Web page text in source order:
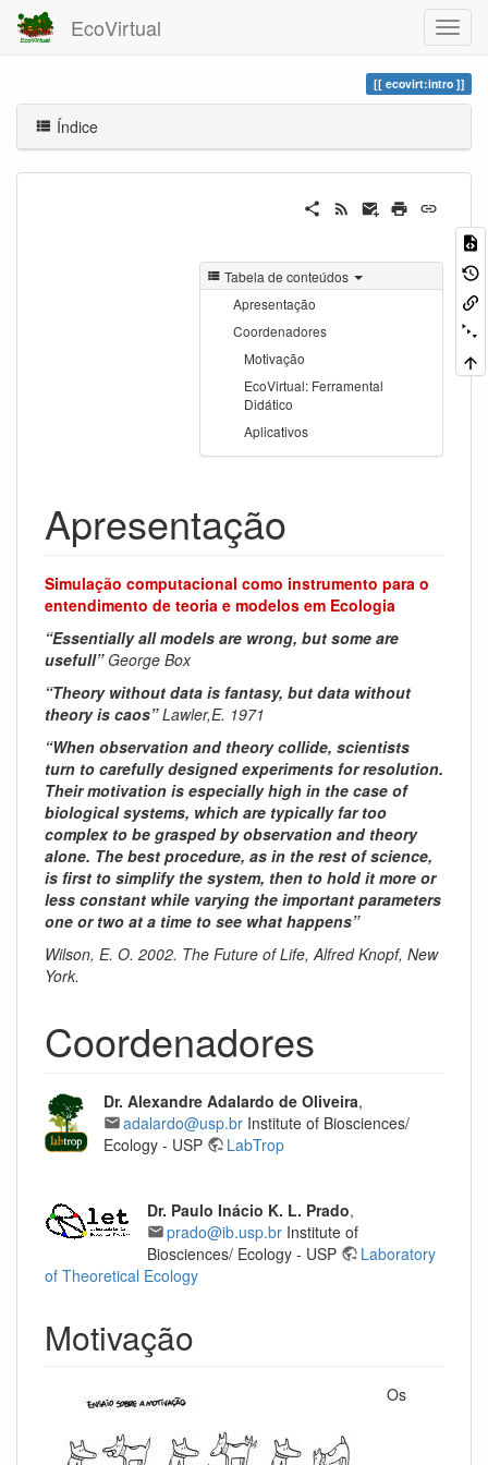
EcoVirtual
ecovirt:intro
Índice
Tabela de conteúdos
Apresentação
Coordenadores
Motivação
EcoVirtual: Ferramental
Didático
Aplicativos
Apresentação
Simulação computacional como instrumento para o
entendimento de teoria e modelos em Ecologia
“Essentially all models are wrong, but some are
usefull” George Box
“Theory without data is fantasy, but data without
theory is caos” Lawler,E. 1971
“When observation and theory collide, scientists
turn to carefully designed experiments for resolution.
Their motivation is especially high in the case of
biological systems, which are typically far too
complex to be grasped by observation and theory
alone. The best procedure, as in the rest of science,
is first to simplify the system, then to hold it more or
less constant while varying the important parameters
one or two at a time to see what happens”
Wilson, E. O. 2002. The Future of Life, Alfred Knopf, New
York.
Coordenadores
Dr. Alexandre Adalardo de Oliveira,
adalardo@usp.br Institute of Biosciences/
Ecology - USP
LabTrop
Dr. Paulo Inácio K. L. Prado,
prado@ib.usp.br Institute of
Biosciences/ Ecology - USP
Laboratory
of Theoretical Ecology
Motivação
Os